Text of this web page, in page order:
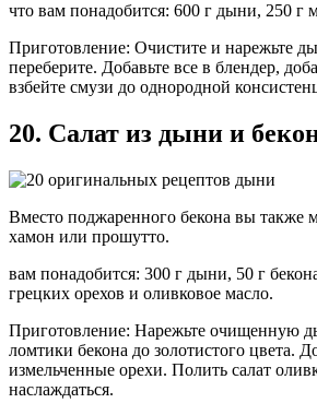
что вам понадобится: 600 г дыни, 250 г
Приготовление: Очистите и нарежьте
переберите. Добавьте все в блендер,
взбейте смузи до однородной
20. Салат из дыни и
Вместо поджаренного бекона вы также
хамон или прошутто.
вам понадобится: 300 г дыни, 50 г
грецких орехов и оливковое масло.
Приготовление: Нарежьте очищенную
ломтики бекона до золотистого цвета.
измельченные орехи. Полить салат
наслаждаться.